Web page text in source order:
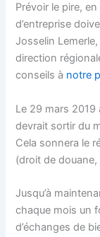
Prévoir le pire,
d’entreprise
Josselin
direction
conseils à notre
Le 29 mars 2019
devrait sortir du
Cela sonnera le
(droit de
Jusqu’à
chaque mois un
d’échanges de